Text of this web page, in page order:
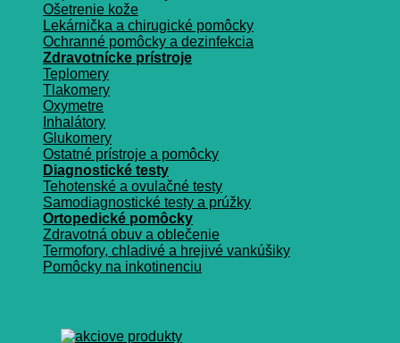
Ošetrenie kože
Lekárnička a chirugické pomôcky
Ochranné pomôcky a dezinfekcia
Zdravotnícke prístroje
Teplomery
Tlakomery
Oxymetre
Inhalátory
Glukomery
Ostatné prístroje a pomôcky
Diagnostické testy
Tehotenské a ovulačné testy
Samodiagnostické testy a prúžky
Ortopedické pomôcky
Zdravotná obuv a oblečenie
Termofory, chladivé a hrejivé vankúšiky
Pomôcky na inkotinenciu